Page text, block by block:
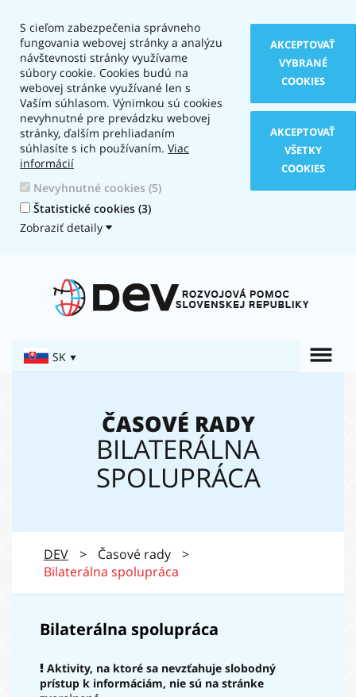
S cieľom zabezpečenia správneho
fungovania webovej stránky a analýzu
návštevnosti stránky využívame
súbory cookie. Cookies budú na
webovej stránke využívané len s
Vaším súhlasom. Výnimkou sú cookies
nevyhnutné pre prevádzku webovej
stránky, ďalším prehliadaním
súhlasíte s ich používaním. Viac
informácií
Nevyhnutné cookies (5)
Štatistické cookies (3)
Zobraziť detaily
AKCEPTOVAŤ
VYBRANÉ
COOKIES
AKCEPTOVAŤ
VŠETKY
COOKIES
zobrazenia:
SK
ČASOVÉ RADY
BILATERÁLNA
SPOLUPRÁCA
DEV > Časové rady
>
Bilaterálna spolupráca
Bilaterálna spolupráca
Aktivity, na ktoré sa nevzťahuje slobodný
prístup k informáciám, nie sú na stránke